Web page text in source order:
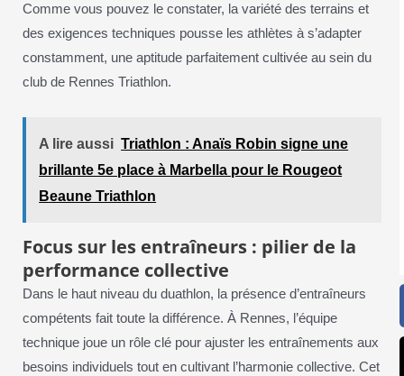
Comme vous pouvez le constater, la variété des terrains et
des exigences techniques pousse les athlètes à s’adapter
constamment, une aptitude parfaitement cultivée au sein du
club de Rennes Triathlon.
A lire aussi Triathlon : Anaïs Robin signe une
brillante 5e place à Marbella pour le Rougeot
Beaune Triathlon
Focus sur les entraîneurs : pilier de la
performance collective
Dans le haut niveau du duathlon, la présence d’entraîneurs
compétents fait toute la différence. À Rennes, l’équipe
technique joue un rôle clé pour ajuster les entraînements aux
besoins individuels tout en cultivant l’harmonie collective. Cet